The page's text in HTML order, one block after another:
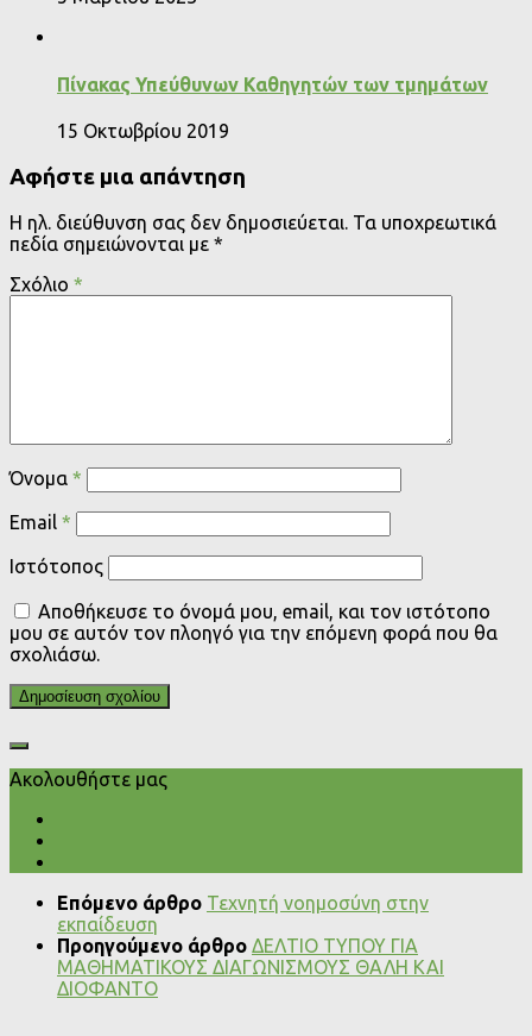
Πίνακας Υπεύθυνων Καθηγητών των τμημάτων
15 Οκτωβρίου 2019
Αφήστε μια απάντηση
Η ηλ. διεύθυνση σας δεν δημοσιεύεται. Τα υποχρεωτικά
πεδία σημειώνονται με *
Σχόλιο *
Όνομα *
Email *
Ιστότοπος
Αποθήκευσε το όνομά μου, email, και τον ιστότοπο
μου σε αυτόν τον πλοηγό για την επόμενη φορά που θα
σχολιάσω.
Ακολουθήστε μας
Επόμενο άρθρο Τεχνητή νοημοσύνη στην
εκπαίδευση
Προηγούμενο άρθρο ΔΕΛΤΙΟ ΤΥΠΟΥ ΓΙΑ
ΜΑΘΗΜΑΤΙΚΟΥΣ ΔΙΑΓΩΝΙΣΜΟΥΣ ΘΑΛΗ ΚΑΙ
ΔΙΟΦΑΝΤΟ